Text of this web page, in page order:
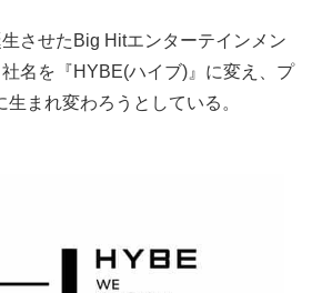
させたBig Hitエンターテインメン
名を『HYBE(ハイブ)』に変え、プ
まれ変わろうとしている。